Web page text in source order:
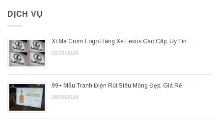
DỊCH VỤ
Xi Mạ Crom Logo Hãng Xe Lexus Cao Cấp, Uy Tín
02/01/2024
99+ Mẫu Tranh Điện Rút Siêu Mỏng Đẹp, Giá Rẻ
08/03/2024